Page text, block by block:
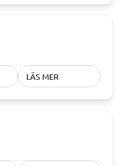
LÄS MER